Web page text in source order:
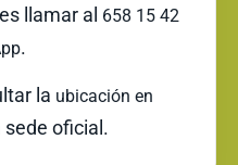
llamar al 658 15 42
.
la ubicación en
oficial.